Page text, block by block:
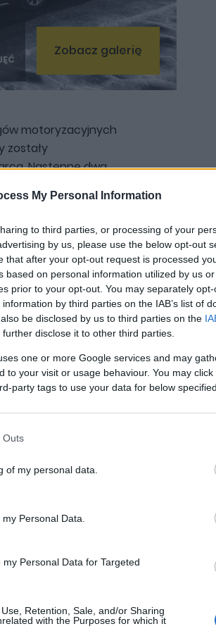
My Personal Information
to third parties, or processing of your
by us, please use the below opt-out
that after your opt-out request is processed
based on personal information utilized by us
prior to your opt-out. You may separately
by third parties on the IAB’s list of
be disclosed by us to third parties on the
disclose it to other third parties.
one or more Google services and may
to your visit or usage behaviour. You may
party tags to use your data for below
Outs
of my personal data.
Personal Data.
Personal Data for Targeted
Retention, Sale, and/or Sharing
with the Purposes for which it
Zobacz galerię
motoryzacyjnych
zostały
Następne dwa
będą obfitować w
obecności naszej
to na własne
9-19 marca, kiedy
na rynku
Będzie
powołując
w formie
wersję
umieszczonym
Romeo 4C.